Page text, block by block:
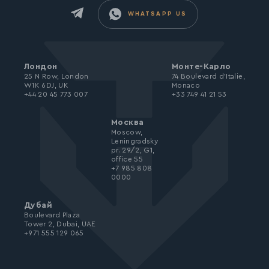
WHATSAPP US
Лондон
25 N Row, London
W1K 6DJ, UK
+44 20 45 773 007
Монте-Карло
74 Boulevard d’Italie,
Monaco
+33 749 41 21 53
Москва
Moscow,
Leningradsky
pr. 29/2, G1,
office 55
+7 985 808
0000
Дубай
Boulevard Plaza
Tower 2, Dubai, UAE
+971 555 129 065